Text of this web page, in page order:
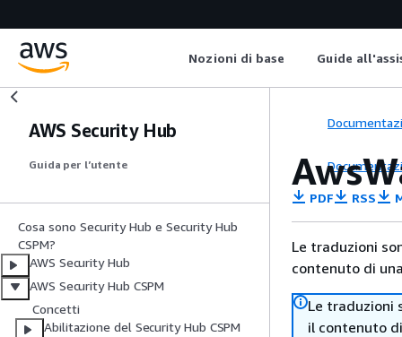
Nozioni di base Guide
AWS Security Hub
Guida per l’utente
Cosa sono Security Hub e Security Hub
CSPM?
AWS Security Hub
AWS Security Hub CSPM
Concetti
Abilitazione del Security Hub CSPM
PDF RSS
Le traduzioni
contenuto di
Le traduzioni
il contenuto